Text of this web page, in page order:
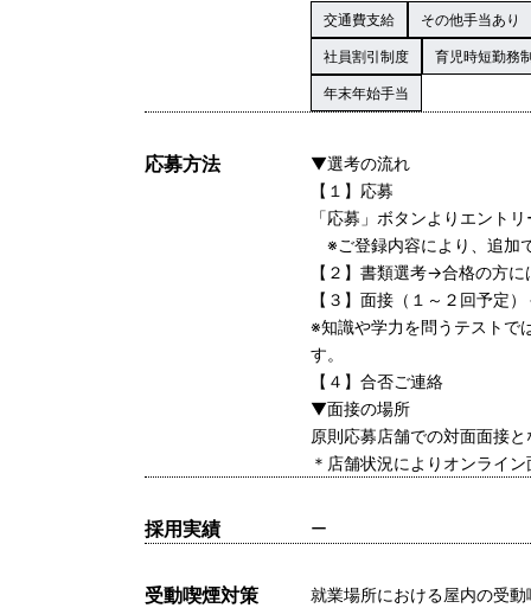
交通費支給 その他手当あり
社員割引制度 育児時短勤務
年末年始手当
応募方法
▼選考の流れ
【１】応募
「応募」ボタンよりエント
※ご登録内容により、追加
【２】書類選考→合格の方
【３】面接（１～２回予定
※知識や学力を問うテストで
す。
【４】合否ご連絡
▼面接の場所
原則応募店舗での対面面接
＊店舗状況によりオンライ
採用実績 ー
受動喫煙対策 就業場所における屋内の受